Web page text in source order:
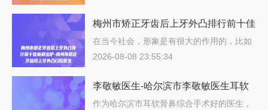
梅州市矫正牙齿后上牙外凸排行前十佳
新鲜出炉-梅州市矫正牙齿后上牙外凸
口腔医生
在当今社会，形象是有很大的作用的，比如
找…
2026-08-08 23:55:34
李敬敏医生-哈尔滨市李敬敏医生耳软
骨鼻综合手术选择不亏
作为哈尔滨市耳软骨鼻综合手术好的医生，